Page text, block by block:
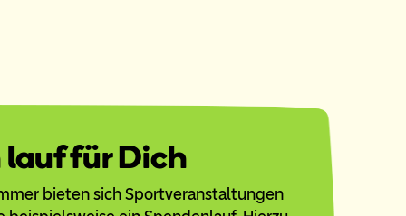
lauf für Dich
bieten sich Sportveranstaltungen